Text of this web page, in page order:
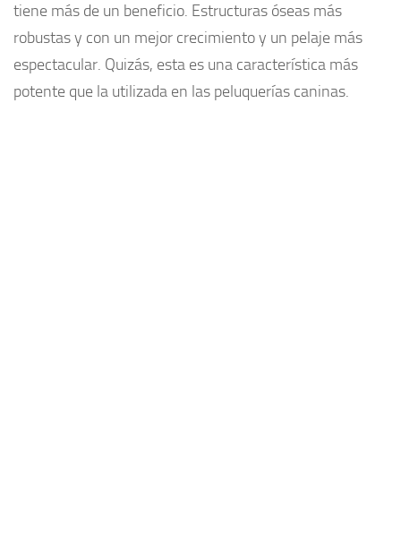
tiene más de un beneficio. Estructuras óseas más
robustas y con un mejor crecimiento y un pelaje más
espectacular. Quizás, esta es una característica más
potente que la utilizada en las peluquerías caninas.